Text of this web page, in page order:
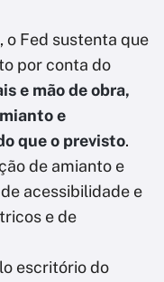
o Fed sustenta que
por conta do
e mão de obra,
e
que o previsto.
de amianto e
acessibilidade e
e de
escritório do